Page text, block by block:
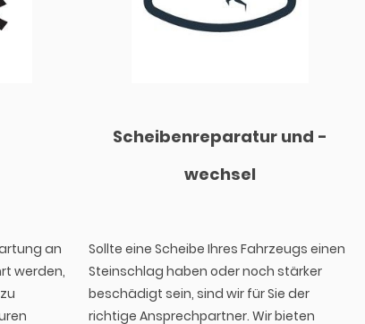
an
werden,
Scheibenreparatur und -
wechsel
Sollte eine Scheibe Ihres Fahrzeugs einen
Steinschlag haben oder noch stärker
beschädigt sein, sind wir für Sie der
richtige Ansprechpartner. Wir bieten